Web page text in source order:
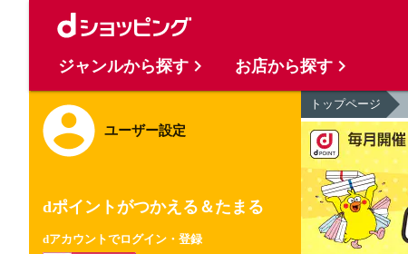
ユーザー設定
dポイントがつかえる＆たまる
dアカウントでログイン・登録
トップページ
ジャンルから探す お店から探す